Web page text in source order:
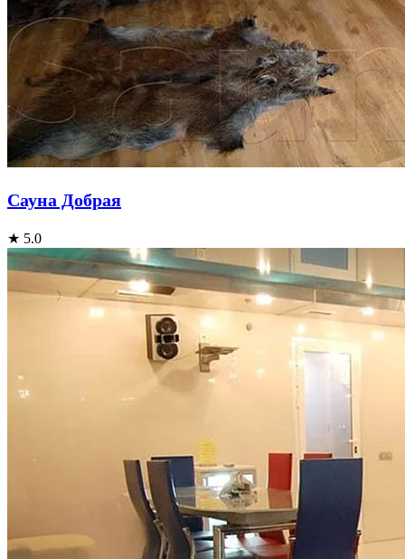
Сауна Добрая
★ 5.0